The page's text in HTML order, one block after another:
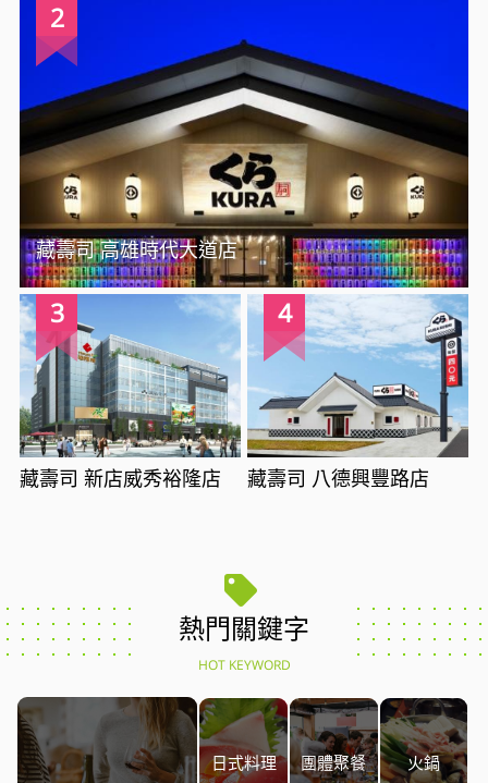
2
藏壽司 高雄時代大道店
3
藏壽司 新店威秀裕隆店
4
藏壽司 八德興豐路店
熱門關鍵字
HOT KEYWORD
日式料理 團體聚餐 火鍋